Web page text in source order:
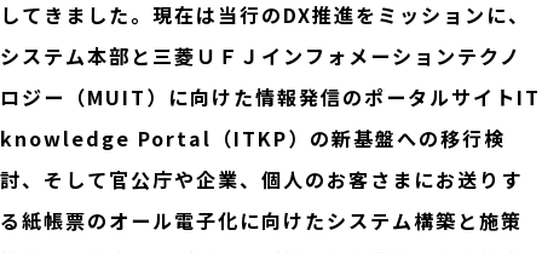
してきました。現在は当行のDX推進をミッションに、
システム本部と三菱ＵＦＪインフォメーションテクノ
ロジー（MUIT）に向けた情報発信のポータルサイトIT
knowledge Portal（ITKP）の新基盤への移行検
討、そして官公庁や企業、個人のお客さまにお送りす
る紙帳票のオール電子化に向けたシステム構築と施策